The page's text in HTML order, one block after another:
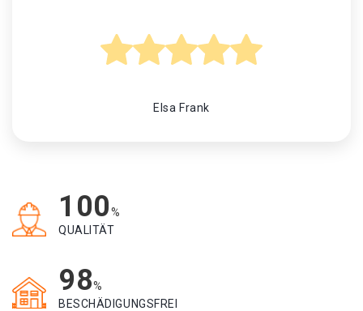
Elsa Frank
100%
QUALITÄT
98%
BESCHÄDIGUNGSFREI